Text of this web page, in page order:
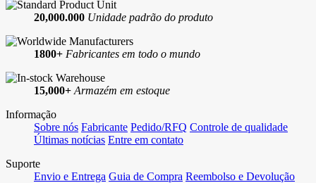
20,000.000 Unidade padrão do produto
1800+ Fabricantes em todo o mundo
15,000+ Armazém em estoque
Informação
Sobre nós Fabricante Pedido/RFQ Controle de qualidade
Últimas notícias Entre em contato
Suporte
Envio e Entrega Guia de Compra Reembolso e Devolução